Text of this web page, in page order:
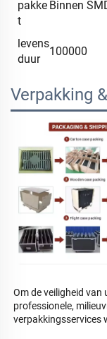
pakke
t
Binnen
levens
duur
100000
Verpakking
Om de veiligheid van
professionele,
verpakkingsservices